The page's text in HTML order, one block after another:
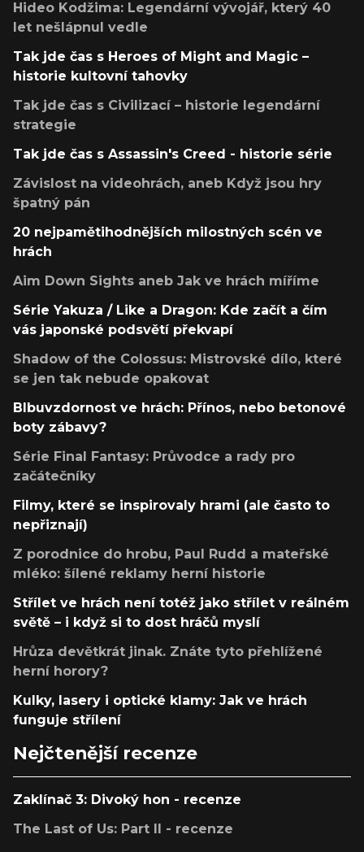
Hideo Kodžima: Legendární vývojář, který 40
let nešlápnul vedle
Tak jde čas s Heroes of Might and Magic –
historie kultovní tahovky
Tak jde čas s Civilizací – historie legendární
strategie
Tak jde čas s Assassin's Creed - historie série
Závislost na videohrách, aneb Když jsou hry
špatný pán
20 nejpamětihodnějších milostných scén ve
hrách
Aim Down Sights aneb Jak ve hrách míříme
Série Yakuza / Like a Dragon: Kde začít a čím
vás japonské podsvětí překvapí
Shadow of the Colossus: Mistrovské dílo, které
se jen tak nebude opakovat
Blbuvzdornost ve hrách: Přínos, nebo betonové
boty zábavy?
Série Final Fantasy: Průvodce a rady pro
začátečníky
Filmy, které se inspirovaly hrami (ale často to
nepřiznají)
Z porodnice do hrobu, Paul Rudd a mateřské
mléko: šílené reklamy herní historie
Střílet ve hrách není totéž jako střílet v reálném
světě – i když si to dost hráčů myslí
Hrůza devětkrát jinak. Znáte tyto přehlížené
herní horory?
Kulky, lasery i optické klamy: Jak ve hrách
funguje střílení
Nejčtenější recenze
Zaklínač 3: Divoký hon - recenze
The Last of Us: Part II - recenze